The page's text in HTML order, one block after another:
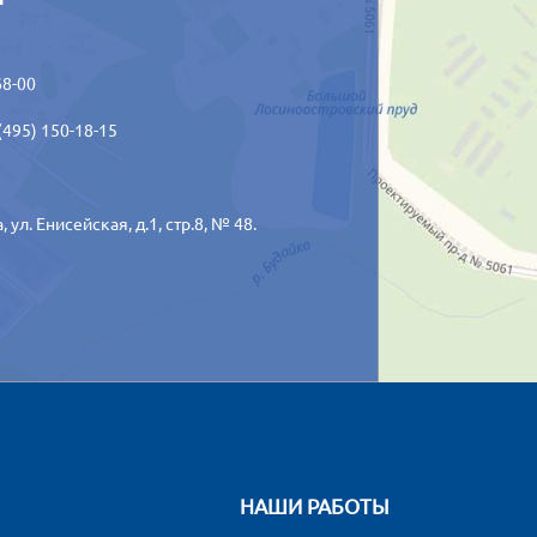
00
150-18-15
ул. Енисейская, д.1, стр.8, № 48.